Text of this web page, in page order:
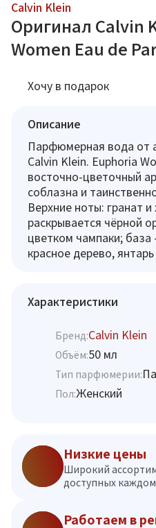
Calvin Klein
Оригинал Calvin
Women Eau de
Хочу в подарок
Описание
Парфюмерная вода от
Calvin Klein. Euphoria
восточно-цветочный
соблазна и
Верхние ноты: гранат
раскрывается чёрной
цветком чампаки;
красное дерево,
Характеристики
Бренд:Calvin Klein
Объём:50 мл
Тип парфюмерии:
Пол:Женский
Низкие цены
Широкий
доступных
Работаем в